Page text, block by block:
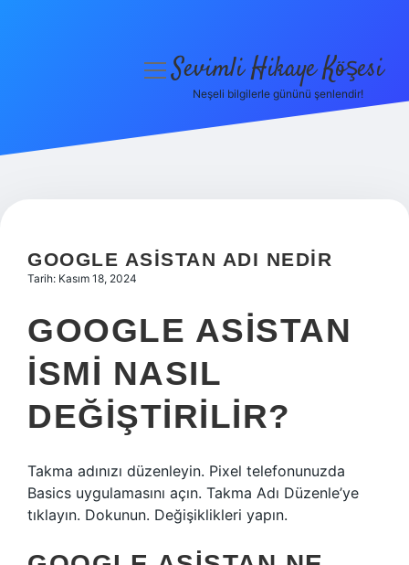
Hakkımızda
menüyüSevimli Hikaye Köşesi
Neşeli bilgilerle gününü şenlendir!
GOOGLE ASISTAN ADI NEDIR
Tarih: Kasım 18, 2024
GOOGLE ASISTAN
ISMI NASIL
DEĞIŞTIRILIR?
Takma adınızı düzenleyin. Pixel telefonunuzda
Basics uygulamasını açın. Takma Adı Düzenle’ye
tıklayın. Dokunun. Değişiklikleri yapın.